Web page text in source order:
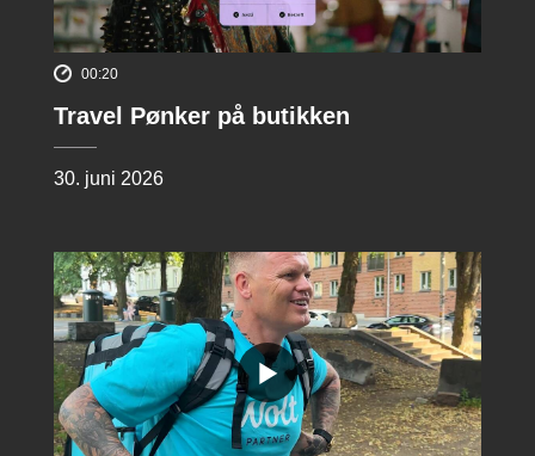
00:20
Travel Pønker på butikken
30. juni 2026